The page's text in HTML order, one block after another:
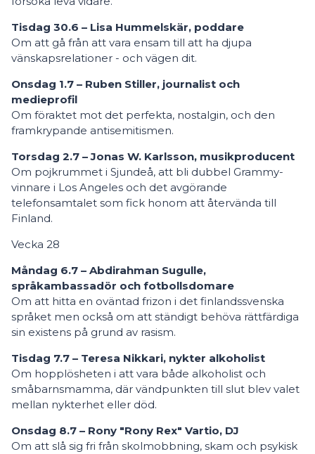
Tisdag 30.6 – Lisa Hummelskär, poddare
Om att gå från att vara ensam till att ha djupa
vänskapsrelationer - och vägen dit.
Onsdag 1.7 – Ruben Stiller, journalist och
medieprofil
Om föraktet mot det perfekta, nostalgin, och den
framkrypande antisemitismen.
Torsdag 2.7 – Jonas W. Karlsson, musikproducent
Om pojkrummet i Sjundeå, att bli dubbel Grammy-
vinnare i Los Angeles och det avgörande
telefonsamtalet som fick honom att återvända till
Finland.
Vecka 28
Måndag 6.7 – Abdirahman Sugulle,
språkambassadör och fotbollsdomare
Om att hitta en oväntad frizon i det finlandssvenska
språket men också om att ständigt behöva rättfärdiga
sin existens på grund av rasism.
Tisdag 7.7 – Teresa Nikkari, nykter alkoholist
Om hopplösheten i att vara både alkoholist och
småbarnsmamma, där vändpunkten till slut blev valet
mellan nykterhet eller död.
Onsdag 8.7 – Rony "Rony Rex" Vartio, DJ
Om att slå sig fri från skolmobbning, skam och psykisk